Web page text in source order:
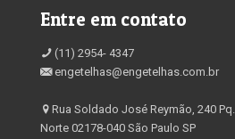
Entre em contato
(11) 2954- 4347
engetelhas@engetelhas.com.br
Rua Soldado José Reymão, 240
Norte 02178-040 São Paulo SP